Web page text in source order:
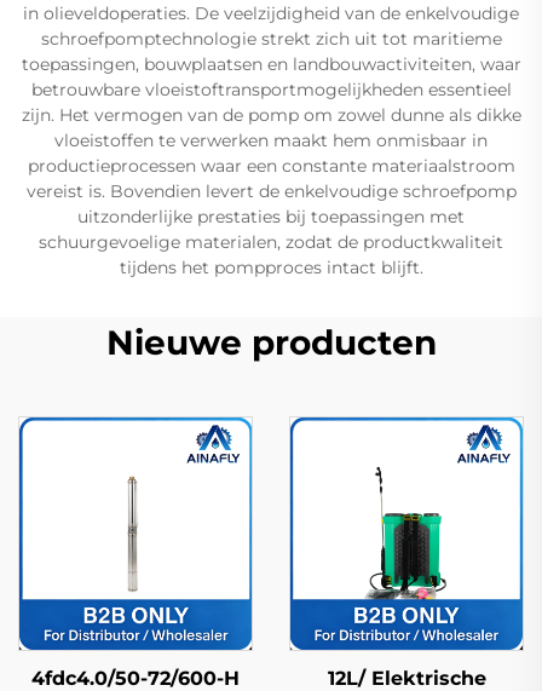
in olieveldoperaties. De veelzijdigheid van de enkelvoudige
schroefpomptechnologie strekt zich uit tot maritieme
toepassingen, bouwplaatsen en landbouwactiviteiten, waar
betrouwbare vloeistoftransportmogelijkheden essentieel
zijn. Het vermogen van de pomp om zowel dunne als dikke
vloeistoffen te verwerken maakt hem onmisbaar in
productieprocessen waar een constante materiaalstroom
vereist is. Bovendien levert de enkelvoudige schroefpomp
uitzonderlijke prestaties bij toepassingen met
schuurgevoelige materialen, zodat de productkwaliteit
tijdens het pompproces intact blijft.
Nieuwe producten
4fdc4.0/50-72/600-H
12L/ Elektrische